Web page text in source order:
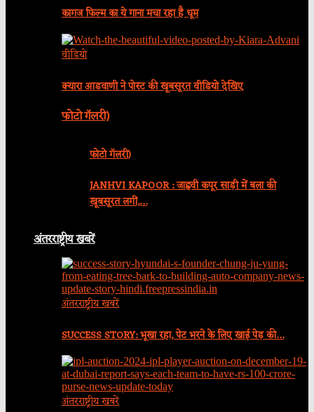
कागज फिल्म का ये गाना मचा रहा है धूम
वीडियो
क्यारा आडवाणी ने पोस्ट की खूबसूरत वीडियो देखिए
फोटो गॅलरी)
फोटो गॅलरी)
JANHVI KAPOOR : जाह्नवी कपूर साड़ी में बला की
खूबसूरत लगीं,…
अंतरराष्ट्रीय खबरें
अंतरराष्ट्रीय खबरें
SUCCESS STORY: भूखा रहा, पेट भरने के लिए खाई पेड़ की…
अंतरराष्ट्रीय खबरें